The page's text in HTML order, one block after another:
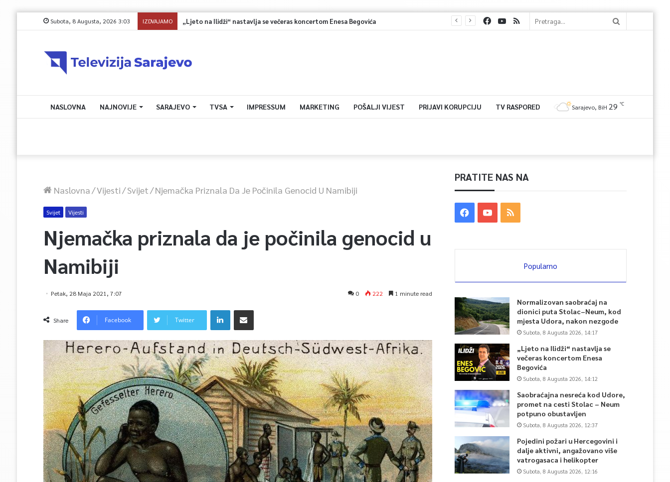
Subota, 8 Augusta, 2026 3:03 IZDVAJAMO „Ljeto na Ilidži“ nastavlja se večeras koncertom Enesa Begovića
NASLOVNA NAJNOVIJE SARAJEVO TVSA IMPRESSUM MARKETING POŠALJI VIJEST PRIJAVI KORUPCIJU TV RASPORED Sarajevo, BiH 29 ℃
Naslovna/Vijesti/Svijet/Njemačka Priznala Da Je Počinila Genocid U Namibiji
Svijet Vijesti
Njemačka priznala da je počinila genocid u
Namibiji
Petak, 28 Maja 2021, 7:07 0 222 1 minute read
Share Facebook Twitter
PRATITE NAS NA
Popularno
Normalizovan saobraćaj na
dionici puta Stolac–Neum, kod
mjesta Udora, nakon nezgode
Subota, 8 Augusta 2026, 14:17
„Ljeto na Ilidži“ nastavlja se
večeras koncertom Enesa
Begovića
Subota, 8 Augusta 2026, 14:12
Saobraćajna nesreća kod Udore,
promet na cesti Stolac – Neum
potpuno obustavljen
Subota, 8 Augusta 2026, 12:37
Pojedini požari u Hercegovini i
dalje aktivni, angažovano više
vatrogasaca i helikopter
Subota, 8 Augusta 2026, 12:16